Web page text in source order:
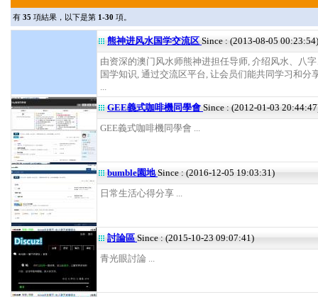
有 35 項結果，以下是第 1-30 項。
熊神进风水国学交流区 Since : (2013-08-05 00:23:54)
由资深的澳门风水师熊神进担任导师, 介绍风水、八
国学知识, 通过交流区平台, 让会员们能共同学习和分
...
GEE義式咖啡機同學會 Since : (2012-01-03
GEE義式咖啡機同學會 ...
bumble園地Since : (2016-12-05 19:03:31)
日常生活心得分享 ...
討論區 Since : (2015-10-23 09:07:41)
青光眼討論 ...